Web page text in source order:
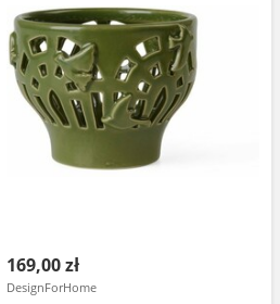
169,00 zł
DesignForHome